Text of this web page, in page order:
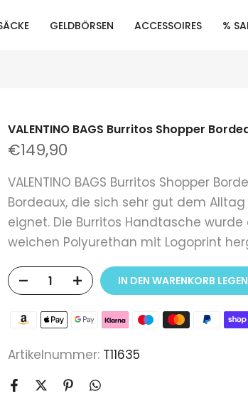
GELDBÖRSEN ACCESSOIRES %
VALENTINO BAGS Burritos Shopper
€149,90
VALENTINO BAGS Burritos Shopper
Bordeaux, die sich sehr gut dem
eignet. Die Burritos Handtasche
weichen Polyurethan mit Logoprint
IN DEN WARENKORB LEGEN
Artikelnummer: T11635